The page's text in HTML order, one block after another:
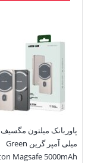
میلی آمپر گرین Green
Magsafe 5000mAh